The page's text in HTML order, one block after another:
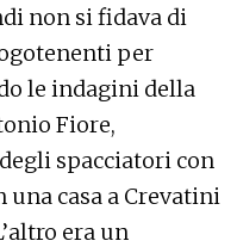
non si fidava di
per
le indagini della
Fiore,
spacciatori con
casa a Crevatini
era un